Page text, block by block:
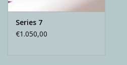
Blog
Series 7
€1.050,00